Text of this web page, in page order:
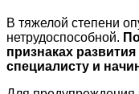
В тяжелой степени
нетрудоспособной.
признаках
специалисту и